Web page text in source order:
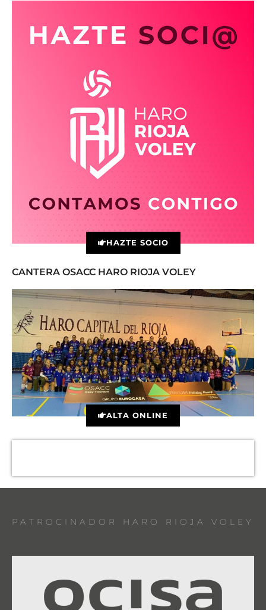
HAZTE SOCIO
CANTERA OSACC HARO RIOJA VOLEY
ALTA ONLINE
PATROCINADOR HARO RIOJA VOLEY